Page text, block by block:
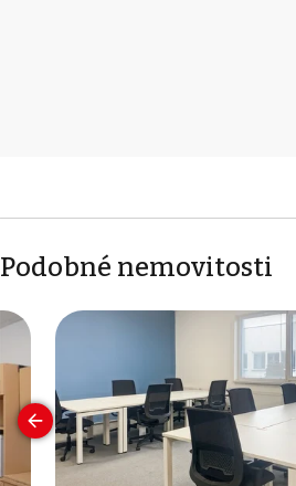
Podobné nemovitosti